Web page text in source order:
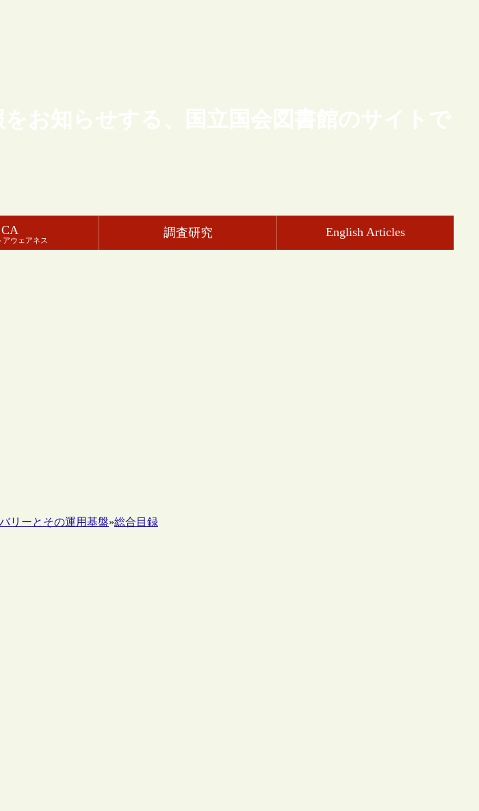
お知らせする、国立国会図書館のサイトで
CA
アウェアネス
調査研究 English Articles
リーとその運用基盤»総合目録